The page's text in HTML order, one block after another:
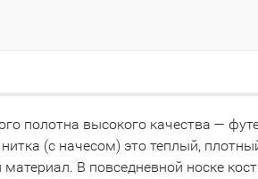
полотна высокого качества —
(с начесом) это теплый,
В повседневной носке